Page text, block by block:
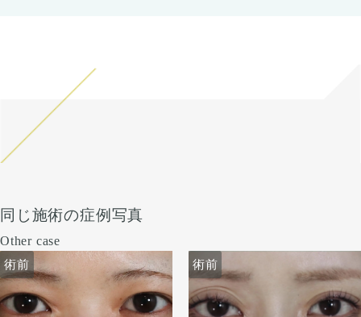
同じ施術の症例写真
Other case
術前 術前